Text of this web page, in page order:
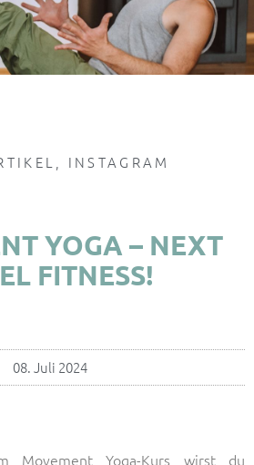
, INSTAGRAM
YOGA – NEXT
FITNESS!
08. Juli 2024
Movement Yoga-Kurs wirst du